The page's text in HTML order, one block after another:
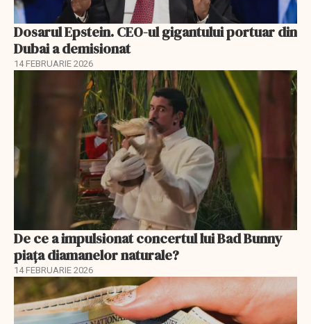
Dosarul Epstein. CEO-ul gigantului portuar din
Dubai a demisionat
14 FEBRUARIE 2026
De ce a impulsionat concertul lui Bad Bunny
piața diamanelor naturale?
14 FEBRUARIE 2026